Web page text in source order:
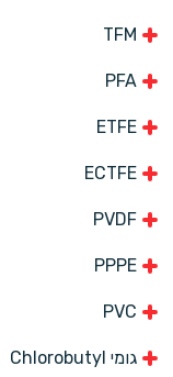
TFM
PFA
ETFE
ECTFE
PVDF
PPPE
PVC
גומי Chlorobutyl